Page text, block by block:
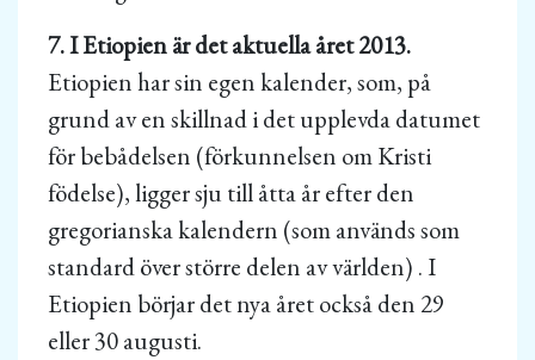
7. I Etiopien är det aktuella året 2013.
Etiopien har sin egen kalender, som, på
grund av en skillnad i det upplevda datumet
för bebådelsen (förkunnelsen om Kristi
födelse), ligger sju till åtta år efter den
gregorianska kalendern (som används som
standard över större delen av världen) . I
Etiopien börjar det nya året också den 29
eller 30 augusti.